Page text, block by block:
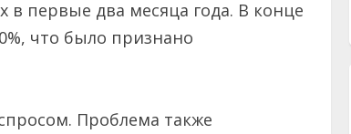
первые два месяца года. В конце
что было признано
Проблема также